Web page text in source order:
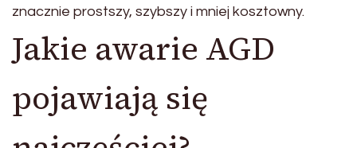
znacznie prostszy, szybszy i mniej kosztowny.
Jakie awarie AGD
pojawiają się